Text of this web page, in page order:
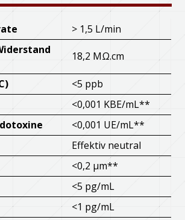
> 1,5 L/min
18,2 MΩ.cm
<5 ppb
<0,001 KBE/mL**
<0,001 UE/mL**
Effektiv neutral
<0,2 µm**
<5 pg/mL
<1 pg/mL